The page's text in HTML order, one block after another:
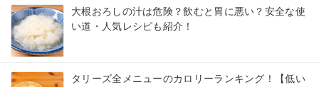
大根おろしの汁は危険？飲むと胃に悪い？安全な使
い道・人気レシピも紹介！
タリーズ全メニューのカロリーランキング！【低い